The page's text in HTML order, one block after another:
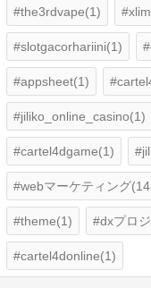
the3rdvape(1)
slotgacorhariini(1)
appsheet(1)
jiliko_online_casino(1)
cartel4dgame(1)
webマーケティング
theme(1) dxプロ
cartel4donline(1)